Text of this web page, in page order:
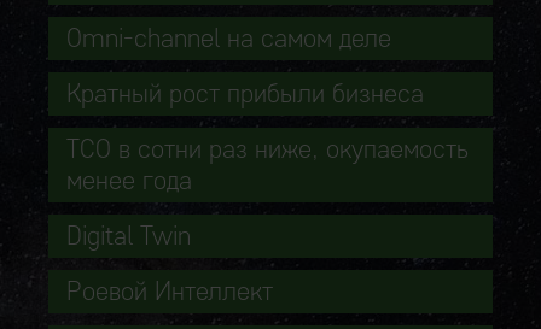
Omni-channel на самом деле
Кратный рост прибыли бизнеса
TCO в сотни раз ниже, окупаемость
менее года
Digital Twin
Роевой Интеллект